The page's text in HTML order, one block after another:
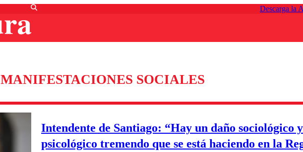
Descarga la
MANIFESTACIONES SOCIALES
Intendente de Santiago: “Hay un daño sociológico y
psicológico tremendo que se está haciendo en la